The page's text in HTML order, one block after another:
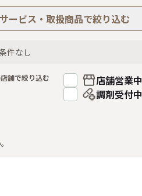
サービス・取扱商品で絞り込む
件なし
舗で絞り込む
店舗営業中
調剤受付中